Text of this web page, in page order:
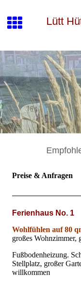
Lütt
Preise & Anfragen
Ferienhaus No. 1
Wohlfühlen auf 80
großes Wohnzimmer,
Fußbodenheizung.
Stellplatz, großer
willkommen